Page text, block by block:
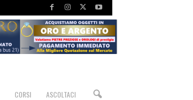
CORSI ASCOLTACI